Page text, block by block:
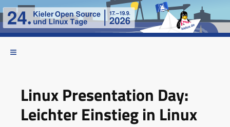
Linux Presentation Day:
Leichter Einstieg in Linux